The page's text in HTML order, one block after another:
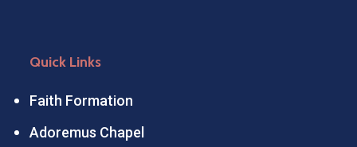
Quick Links
Faith Formation
Adoremus Chapel